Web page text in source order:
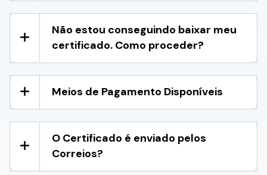
Não estou conseguindo baixar meu
certificado. Como proceder?
Meios de Pagamento Disponíveis
O Certificado é enviado pelos
Correios?